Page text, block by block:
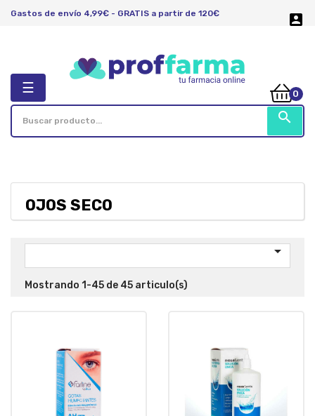
Gastos de envío 4,99€ - GRATIS a partir de 120€ 
search
Navegación
de
palanca
☰ 0
OJOS SECO

Mostrando 1-45 de 45 articulo(s)